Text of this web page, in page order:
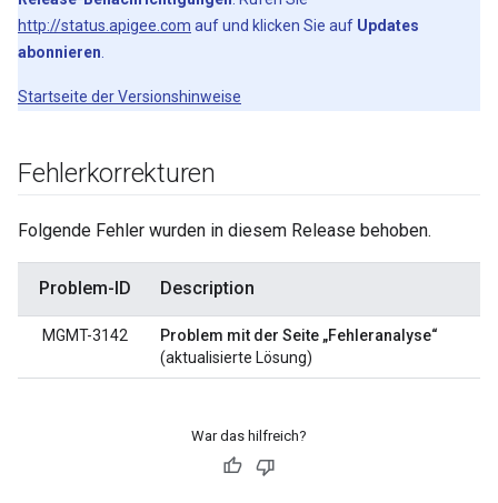
http://status.apigee.com auf und klicken Sie auf Updates
abonnieren
Startseite der Versionshinweise
Fehlerkorrekturen
Folgende Fehler wurden in diesem Release behoben.
Problem-ID Description
MGMT-3142
Problem mit der Seite „Fehleranalyse“
(aktualisierte Lösung)
War das hilfreich?